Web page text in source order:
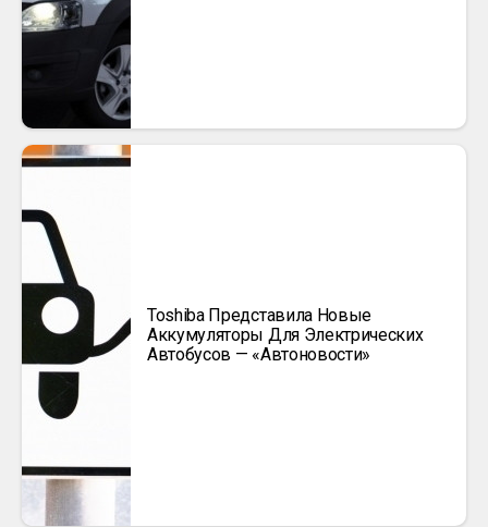
Toshiba Представила Новые
Аккумуляторы Для Электрических
Автобусов — «Автоновости»